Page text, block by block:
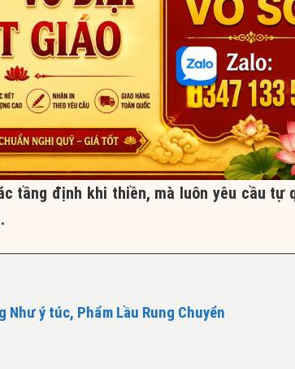
tầng định khi thiền, mà luôn yêu cầu tự
ý túc, Phẩm Lầu Rung Chuyển